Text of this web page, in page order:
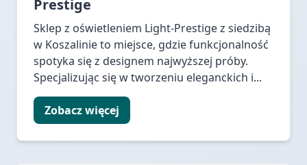
Prestige
Sklep z oświetleniem Light-Prestige z siedzibą
w Koszalinie to miejsce, gdzie funkcjonalność
spotyka się z designem najwyższej próby.
Specjalizując się w tworzeniu eleganckich i...
Zobacz więcej